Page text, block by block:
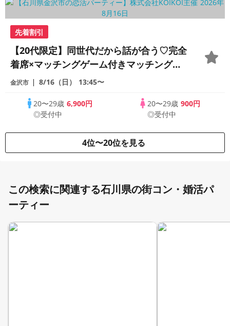
先着割引
【20代限定】同世代だから話が合う♡完全
着席×マッチングゲーム付きマッチングコ
ン
金沢市 8/16（日） 13:45〜
20〜29歳6,900円
◎受付中
20〜29歳 900円
◎受付中
4位〜20位を見る
この検索に関連する石川県の街コン・婚活パ
ーティー